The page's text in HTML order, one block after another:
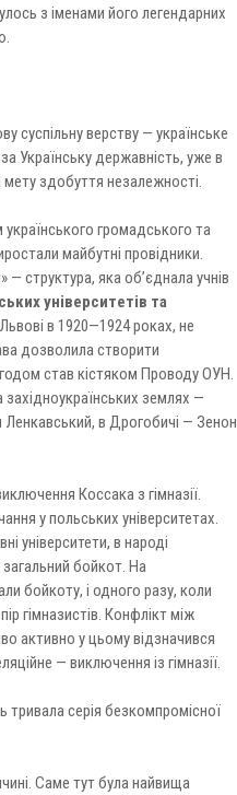
з іменами його легендарних
суспільну верству — українське
Українську державність, уже в
здобуття незалежності.
громадського та
майбутні провідники.
структура, яка об’єднала учнів
університетів та
в 1920—1924 роках, не
дозволила створити
став кістяком Проводу ОУН.
землях —
в Дрогобичі — Зенон
Коссака з гімназії.
у польських університетах.
університети, в народі
бойкот. На
бойкоту, і одного разу, коли
гімназистів. Конфлікт між
активно у цьому відзначився
— виключення із гімназії.
серія безкомпромісної
Саме тут була найвища